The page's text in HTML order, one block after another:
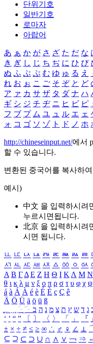
단위기호
일반기호
로마자
아랍어
あ ぁ か が さ ざ た だ な
き ぎ し じ ち ぢ に ひ び
ぬ ふ ぶ ぷ む ゆ ゅ る え
れ お ぉ こ ご そ ぞ と ど
ア ァ カ サ ザ タ ダ ナ ハ
ギ シ ジ チ ヂ ニ ヒ ビ ピ
フ ブ プ ム ユ ュ ル エ ェ
ォ コ ゴ ソ ゾ ト ド ノ ホ
http://chineseinput.net/에서
할 수 있습니다.
변환된 중국어를 복사하
예시)
中文 을 입력하시려
누르시면됩니다.
北京 을 입력하시려
시면 됩니다.
ㅥ ㅦ ㅧ ㅨ ㅩ ㅪ ㅫ ㅬ ㅭ
ㅺ ㅻ ㅼ ㅽ ㅾ ㅿ ㆀ ㆁ ㆂ
Α Β ΓΔ Ε Ζ Η Θ Ι ΚΛ Μ Ν
θ ι κ λ μ ν ξ ο π ρ σ τ υ φ χ ψ
á à Á À é è É È ç Ç ê
Ä Ö Ü ä ö ü ß
ִֶֹ ֻּ ׁׂ ג ד ש ץ ת צ מ נ ה ב
‘ ’ “ ” 〔 〕 〈 〉 「 」 『
± × ÷ ≠ ≤ ≥ ∞ ∴ ♂ ♀ ∠ ⊥
⊆ ⊇ ⊂ ⊃ ∪ ∩ ∧ ∨ ￢ ⇒